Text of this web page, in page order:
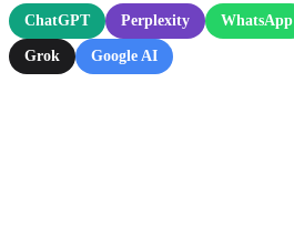
ChatGPT Perplexity WhatsApp
Grok Google AI